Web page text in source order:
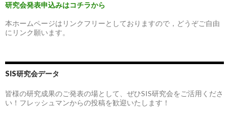
研究会発表申込みはコチラから
本ホームページはリンクフリーとしておりますので，どうぞご自由
にリンク願います。
SIS研究会データ
皆様の研究成果のご発表の場として、ぜひSIS研究会をご活用くださ
い！フレッシュマンからの投稿を歓迎いたします！